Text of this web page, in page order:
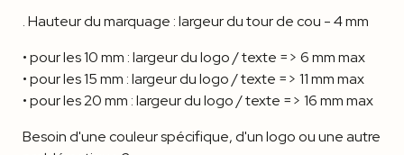
. Hauteur du marquage : largeur du tour de cou - 4 mm
• pour les 10 mm : largeur du logo / texte => 6 mm max
• pour les 15 mm : largeur du logo / texte => 11 mm max
• pour les 20 mm : largeur du logo / texte => 16 mm max
Besoin d'une couleur spécifique, d'un logo ou une autre